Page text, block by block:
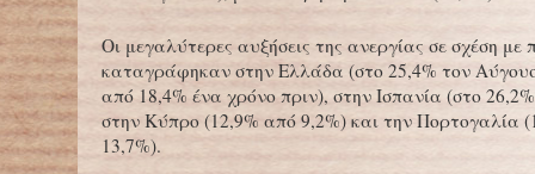
Οι μεγαλύτερες αυξήσεις της ανεργίας σε σχέση με
καταγράφηκαν στην Ελλάδα (στο 25,4% τον
από 18,4% ένα χρόνο πριν), στην Ισπανία (στο
στην Κύπρο (12,9% από 9,2%) και την Πορτογαλία
13,7%).